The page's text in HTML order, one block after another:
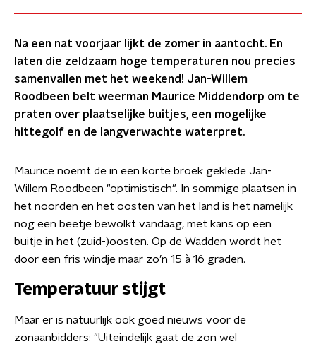
Na een nat voorjaar lijkt de zomer in aantocht. En
laten die zeldzaam hoge temperaturen nou precies
samenvallen met het weekend! Jan-Willem
Roodbeen belt weerman Maurice Middendorp om te
praten over plaatselijke buitjes, een mogelijke
hittegolf en de langverwachte waterpret.
Maurice noemt de in een korte broek geklede Jan-
Willem Roodbeen "optimistisch". In sommige plaatsen in
het noorden en het oosten van het land is het namelijk
nog een beetje bewolkt vandaag, met kans op een
buitje in het (zuid-)oosten. Op de Wadden wordt het
door een fris windje maar zo’n 15 à 16 graden.
Temperatuur stijgt
Maar er is natuurlijk ook goed nieuws voor de
zonaanbidders: "Uiteindelijk gaat de zon wel